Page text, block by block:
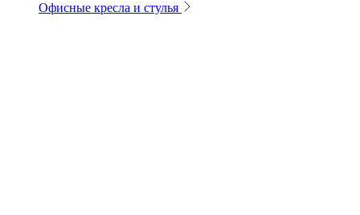
Офисные кресла и стулья